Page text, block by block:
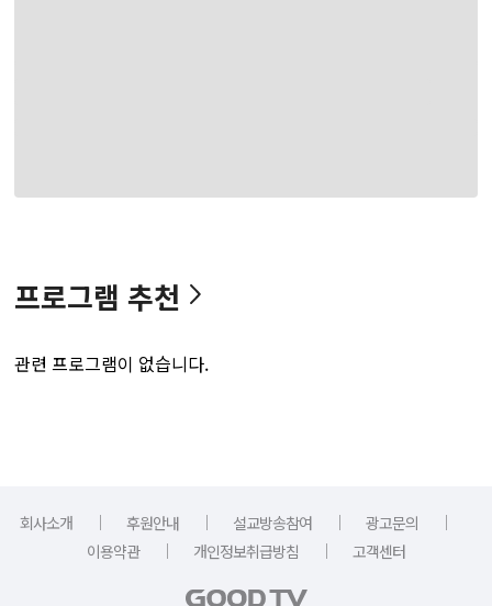
프로그램 추천
관련 프로그램이 없습니다.
회사소개 ｜ 후원안내 ｜ 설교방송참여 ｜ 광고문의
｜
이용약관
｜ 개인정보취급방침 ｜ 고객센터